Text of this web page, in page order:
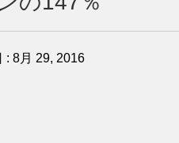
: 8月 29, 2016